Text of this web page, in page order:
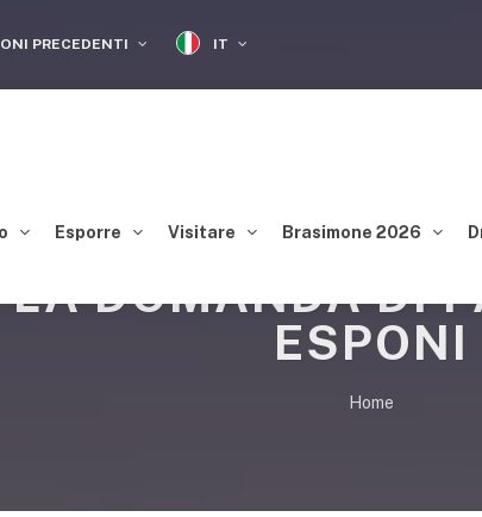
PRECEDENTI IT
Esporre Visitare Brasimone 2026
DOMANDA DI
ESPONI
Home